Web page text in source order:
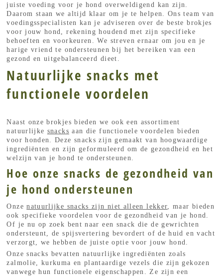
juiste voeding voor je hond overweldigend kan zijn.
Daarom staan we altijd klaar om je te helpen. Ons team van
voedingsspecialisten kan je adviseren over de beste brokjes
voor jouw hond, rekening houdend met zijn specifieke
behoeften en voorkeuren. We streven ernaar om jou en je
harige vriend te ondersteunen bij het bereiken van een
gezond en uitgebalanceerd dieet.
Natuurlijke snacks met
functionele voordelen
Naast onze brokjes bieden we ook een assortiment
natuurlijke snacks aan die functionele voordelen bieden
voor honden. Deze snacks zijn gemaakt van hoogwaardige
ingrediënten en zijn geformuleerd om de gezondheid en het
welzijn van je hond te ondersteunen.
Hoe onze snacks de gezondheid van
je hond ondersteunen
Onzenatuurlijke snacks zijn niet alleen lekker , maar bieden
ook specifieke voordelen voor de gezondheid van je hond.
Of je nu op zoek bent naar een snack die de gewrichten
ondersteunt, de spijsvertering bevordert of de huid en vacht
verzorgt, we hebben de juiste optie voor jouw hond.
Onze snacks bevatten natuurlijke ingrediënten zoals
zalmolie, kurkuma en plantaardige vezels die zijn gekozen
vanwege hun functionele eigenschappen. Ze zijn een